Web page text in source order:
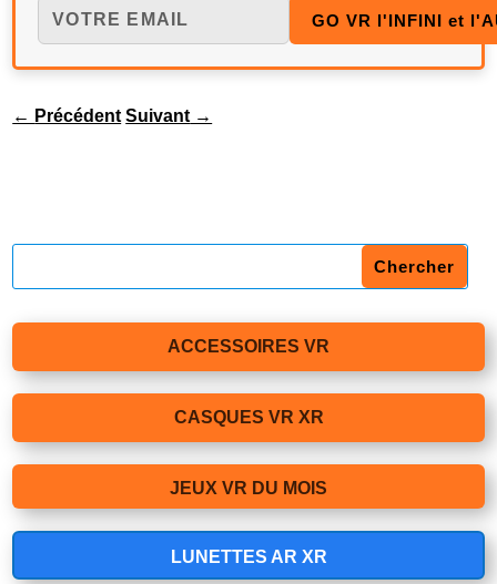
← Précédent Suivant →
ACCESSOIRES VR
CASQUES VR XR
JEUX VR DU MOIS
LUNETTES AR XR